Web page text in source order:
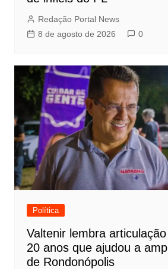
Redação Portal News
8 de agosto de 2026
0
Política
Valtenir lembra
20 anos que ajudou a
de Rondonópolis